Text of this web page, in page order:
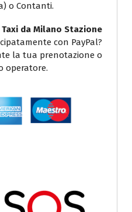
o Contanti.
da Milano Stazione
con PayPal?
la tua prenotazione o
operatore.